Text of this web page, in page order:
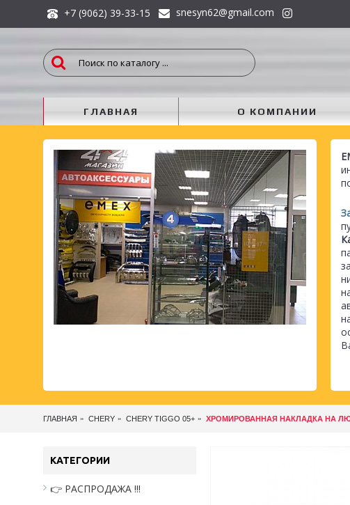
+7 (9062) 39-33-15 snesyn62@gmail.com
ГЛАВНАЯ О КОМПАНИИ
ГЛАВНАЯ CHERY CHERY TIGGO 05+ ХРОМИРОВАННАЯ НАКЛАДКА НА
КАТЕГОРИИ
👉 РАСПРОДАЖА !!!